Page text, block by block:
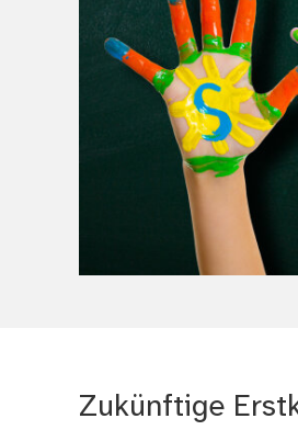
(Bild vergrößern)
Zukünftige